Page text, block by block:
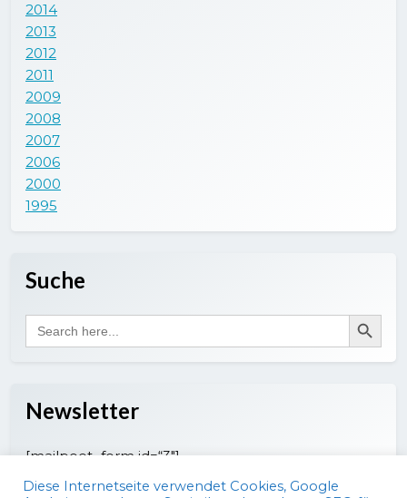
2014
2013
2012
2011
2009
2008
2007
2006
2000
1995
Suche
Search
for:
Search Button
Newsletter
[mailpoet_form id=“3″]
Diese Internetseite verwendet Cookies, Google